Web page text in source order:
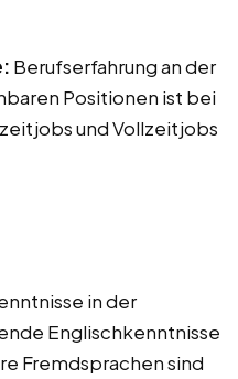
Berufserfahrung an der
Positionen ist bei
und Vollzeitjobs
in der
Englischkenntnisse
Fremdsprachen sind